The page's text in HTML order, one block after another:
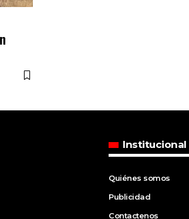
Institucional
Quiénes somos
Publicidad
Contactenos